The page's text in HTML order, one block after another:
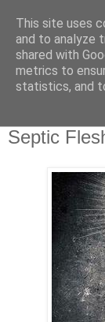
Septic
This site uses
and to analyze
shared with
metrics to
statistics, and